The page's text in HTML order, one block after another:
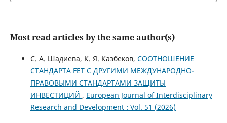
Most read articles by the same author(s)
С. А. Шадиева, К. Я. Казбеков, СООТНОШЕНИЕ
СТАНДАРТА FET С ДРУГИМИ МЕЖДУНАРОДНО-
ПРАВОВЫМИ СТАНДАРТАМИ ЗАЩИТЫ
ИНВЕСТИЦИЙ , European Journal of Interdisciplinary
Research and Development : Vol. 51 (2026)